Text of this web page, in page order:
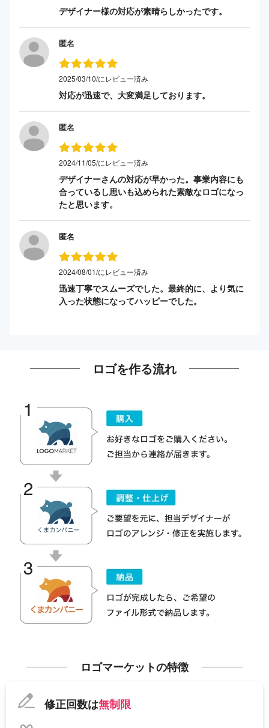
デザイナー様の対応が素晴らしかったです。
匿名
2025/03/10/にレビュー済み
対応が迅速で、大変満足しております。
匿名
2024/11/05/にレビュー済み
デザイナーさんの対応が早かった。事業内容にも
合っているし思いも込められた素敵なロゴになっ
たと思います。
匿名
2024/08/01/にレビュー済み
迅速丁寧でスムーズでした。最終的に、より気に
入った状態になってハッピーでした。
ロゴを作る流れ
ロゴマーケットの特徴
修正回数は無制限